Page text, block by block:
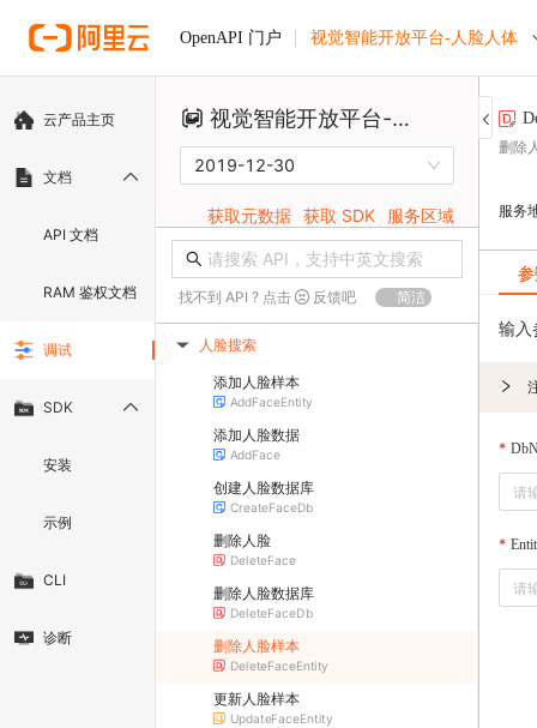
OpenAPI 门户 视觉智能开放平台-人脸人体
云产品主页
文档
API 文档
RAM 鉴权文档
调试
SDK
安装
示例
CLI
诊断
视觉智能开放平台-人脸人体
2019-12-30
获取元数据 获取 SDK 服务区域
找不到 API ? 点击 反馈吧 简洁
▶ 人脸搜索
添加人脸样本
AddFaceEntity
添加人脸数据
AddFace
创建人脸数据库
CreateFaceDb
删除人脸
DeleteFace
删除人脸数据库
DeleteFaceDb
删除人脸样本
DeleteFaceEntity
更新人脸样本
UpdateFaceEntity
删除
服务
输入